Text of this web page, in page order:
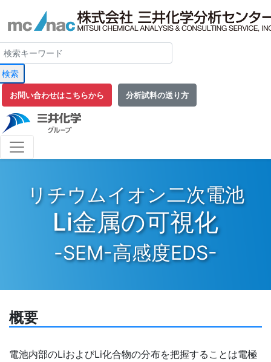
検索
お問い合わせはこちらから 分析試料の送り方
リチウムイオン二次電池
Li金属の可視化
-SEM-高感度EDS-
概要
電池内部のLiおよびLi化合物の分布を把握することは電極